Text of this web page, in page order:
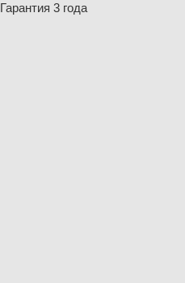
Гарантия 3 года